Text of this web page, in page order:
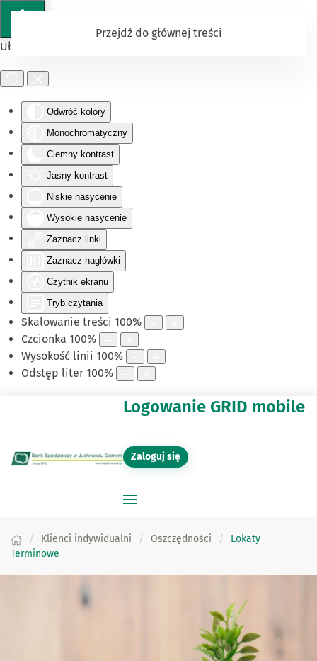
Ułatwienia dostępu
Odwróć kolory
Monochromatyczny
Ciemny kontrast
Jasny kontrast
Niskie nasycenie
Wysokie nasycenie
Zaznacz linki
Zaznacz nagłówki
Czytnik ekranu
Tryb czytania
Skalowanie treści 100%
Czcionka 100%
Wysokość linii 100%
Odstęp liter 100%
Przejdź do głównej treści
Logowanie GRID mobile
Zaloguj się
Klienci indywidualni Oszczędności
Lokaty
Terminowe